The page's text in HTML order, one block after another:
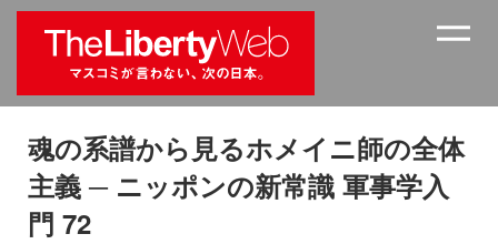
魂の系譜から見るホメイニ師の全体
主義 ─ ニッポンの新常識 軍事学入
門 72